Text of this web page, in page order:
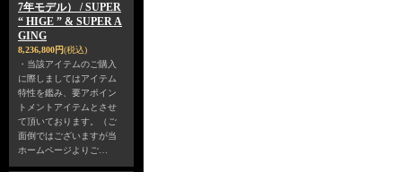
7年モデル） / SUPER
“ HIGE ” & SUPER A
GING
8,236,800円(税込)
・当該アイテムのご購入
に際しましてはアイテム
特性を鑑み、要アポイン
トメントアイテムとさせ
て頂いております。（ご
面倒ではございますが当
ホームページよりご…